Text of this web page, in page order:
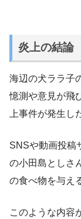
炎上の結論
海辺の犬ララ子
憶測や意見が飛
上事件が発生し
SNSや動画投稿
の小田島としさ
の食べ物を与え
このような内容